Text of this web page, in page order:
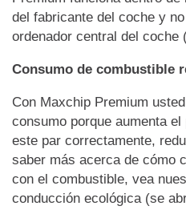
del fabricante del coche y
ordenador central del coche
Consumo de combustible
Con Maxchip Premium
consumo porque aumenta
este par correctamente,
saber más acerca de cómo
con el combustible, vea
conducción ecológica (se